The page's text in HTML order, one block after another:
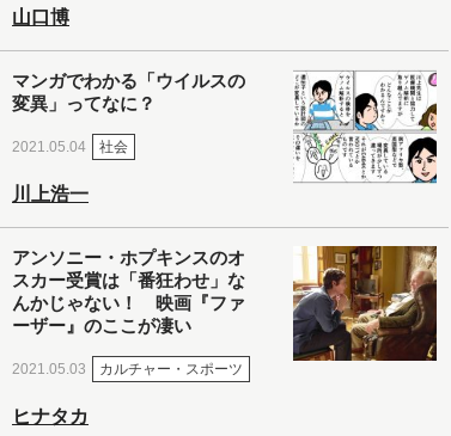
山口博
マンガでわかる「ウイルスの
変異」ってなに？
2021.05.04 社会
川上浩一
アンソニー・ホプキンスのオ
スカー受賞は「番狂わせ」な
んかじゃない！ 映画『ファ
ーザー』のここが凄い
2021.05.03 カルチャー・スポーツ
ヒナタカ